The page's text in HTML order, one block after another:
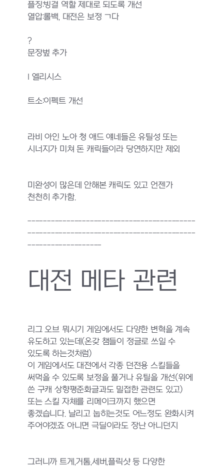
플징:빙결 역할 제대로 되도록 개선
열압:롤백, 대전은 보정 ㄱ다
?
문장벞 추가
I 엘리시스
트소:이펙트 개선
라비 아인 노아 청 애드 얘네들은 유틸성 또는
시너지가 미쳐 돈 캐릭들이라 당연하지만 제외
미완성이 많은데 안해본 캐릭도 있고 언젠가
천천히 추가함.
-------------------------------------------
-------------------------------------------
-------------------
대전 메타 관련
리그 오브 뭐시기 게임에서도 다양한 변혁을 계속
유도하고 있는데(온갖 챔들이 정글로 쓰일 수
있도록 하는것처럼)
이 게임에서도 대전에서 각종 던전용 스킬들을
써먹을 수 있도록 보정을 풀거나 유틸을 개선(위에
쓴 구캐 상향평준화글과도 밀접한 관련도 있고)
또는 스킬 자체를 리메이크까지 했으면
좋겠습니다. 날리고 눕히는것도 어느정도 완화시켜
주어야겠죠 아니면 극딜이라도 장난 아니던지
그러니까 트게,거톰,세버,플릭샷 등 다양한